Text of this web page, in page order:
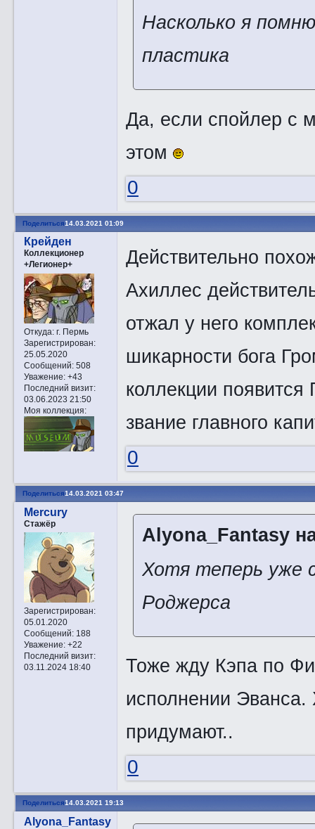
Насколько я
пластика
Да, если спойлер с
этом
0
Поделиться14.03.2021 01:09
Крейден
Коллекционер
+Легионер+
Откуда:г. Пермь
Зарегистрирован:
25.05.2020
Сообщений:508
Уважение: +43
Последний визит:
03.06.2023 21:50
Моя коллекция:
Действительно
Ахиллес
отжал у него
шикарности бога
коллекции
звание главного
0
Поделиться14.03.2021 03:47
Mercury
Стажёр
Зарегистрирован:
05.01.2020
Сообщений:188
Уважение: +22
Последний визит:
03.11.2024 18:40
Alyona_Fantasy
Хотя теперь уже
Роджерса
Тоже жду Кэпа по
исполнении Эванса.
придумают..
0
Поделиться14.03.2021 19:13
Alyona_Fantasy